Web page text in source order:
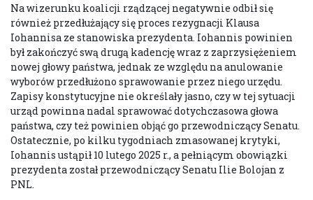
Na wizerunku koalicji rządzącej negatywnie odbił się
również przedłużający się proces rezygnacji Klausa
Iohannisa ze stanowiska prezydenta. Iohannis powinien
był zakończyć swą drugą kadencję wraz z zaprzysiężeniem
nowej głowy państwa, jednak ze względu na anulowanie
wyborów przedłużono sprawowanie przez niego urzędu.
Zapisy konstytucyjne nie określały jasno, czy w tej sytuacji
urząd powinna nadal sprawować dotychczasowa głowa
państwa, czy też powinien objąć go przewodniczący Senatu.
Ostatecznie, po kilku tygodniach zmasowanej krytyki,
Iohannis ustąpił 10 lutego 2025 r., a pełniącym obowiązki
prezydenta został przewodniczący Senatu Ilie Bolojan z
PNL.